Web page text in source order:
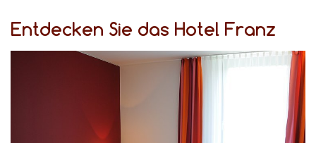
Entdecken Sie das Hotel Franz